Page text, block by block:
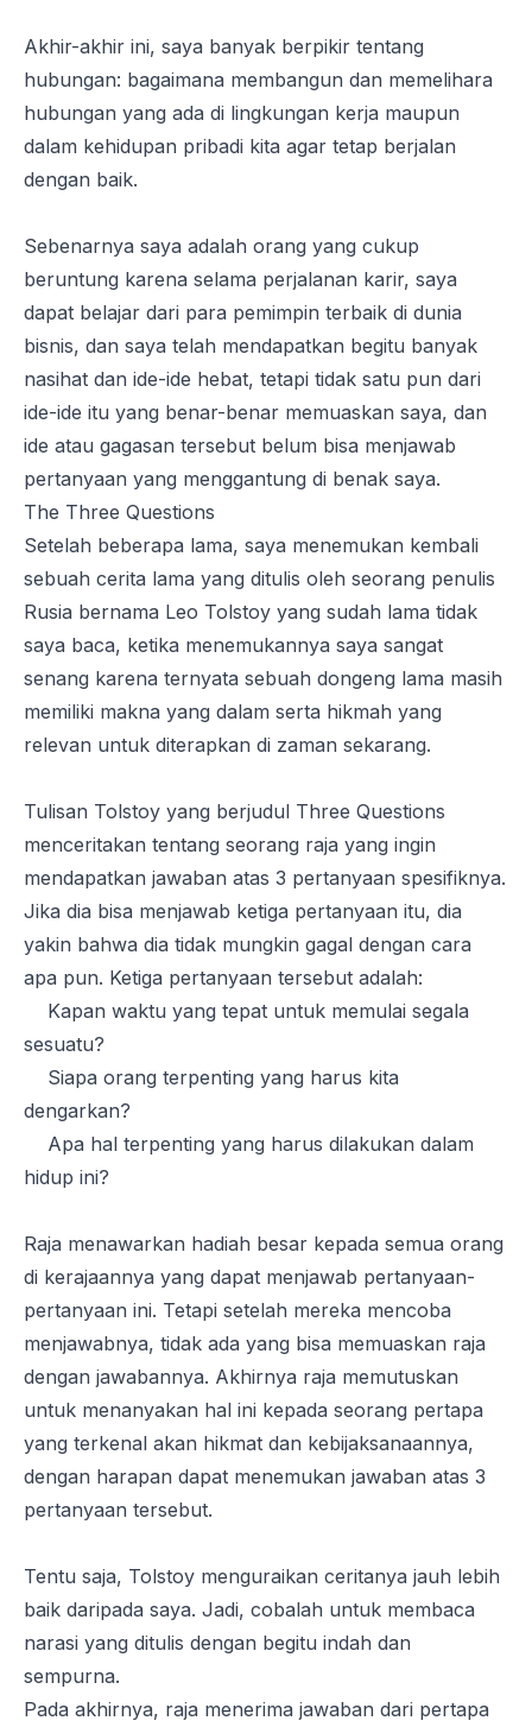
Akhir-akhir ini, saya banyak berpikir tentang
hubungan: bagaimana membangun dan memelihara
hubungan yang ada di lingkungan kerja maupun
dalam kehidupan pribadi kita agar tetap berjalan
dengan baik.
Sebenarnya saya adalah orang yang cukup
beruntung karena selama perjalanan karir, saya
dapat belajar dari para pemimpin terbaik di dunia
bisnis, dan saya telah mendapatkan begitu banyak
nasihat dan ide-ide hebat, tetapi tidak satu pun dari
ide-ide itu yang benar-benar memuaskan saya, dan
ide atau gagasan tersebut belum bisa menjawab
pertanyaan yang menggantung di benak saya.
The Three Questions
Setelah beberapa lama, saya menemukan kembali
sebuah cerita lama yang ditulis oleh seorang penulis
Rusia bernama Leo Tolstoy yang sudah lama tidak
saya baca, ketika menemukannya saya sangat
senang karena ternyata sebuah dongeng lama masih
memiliki makna yang dalam serta hikmah yang
relevan untuk diterapkan di zaman sekarang.
Tulisan Tolstoy yang berjudul Three Questions
menceritakan tentang seorang raja yang ingin
mendapatkan jawaban atas 3 pertanyaan spesifiknya.
Jika dia bisa menjawab ketiga pertanyaan itu, dia
yakin bahwa dia tidak mungkin gagal dengan cara
apa pun. Ketiga pertanyaan tersebut adalah:
Kapan waktu yang tepat untuk memulai segala
sesuatu?
Siapa orang terpenting yang harus kita
dengarkan?
Apa hal terpenting yang harus dilakukan dalam
hidup ini?
Raja menawarkan hadiah besar kepada semua orang
di kerajaannya yang dapat menjawab pertanyaan-
pertanyaan ini. Tetapi setelah mereka mencoba
menjawabnya, tidak ada yang bisa memuaskan raja
dengan jawabannya. Akhirnya raja memutuskan
untuk menanyakan hal ini kepada seorang pertapa
yang terkenal akan hikmat dan kebijaksanaannya,
dengan harapan dapat menemukan jawaban atas 3
pertanyaan tersebut.
Tentu saja, Tolstoy menguraikan ceritanya jauh lebih
baik daripada saya. Jadi, cobalah untuk membaca
narasi yang ditulis dengan begitu indah dan
sempurna.
Pada akhirnya, raja menerima jawaban dari pertapa